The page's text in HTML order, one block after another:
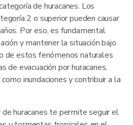
de huracanes. Los
2 o superior pueden causar
Por eso, es fundamental
y mantener la situación bajo
de estos fenómenos naturales
de evacuación por huracanes,
inundaciones y contribuir a la
huracanes te permite seguir el